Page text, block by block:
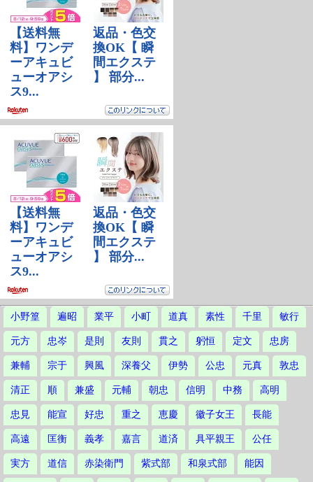
小野篁 遍昭 業平 小町 道真 素性 千里 敏行
元方 忠岑 是則 友則 貫之 躬恒 定文 忠房
兼輔 宗于 興風 深養父 伊勢 公忠 元真 敦忠
清正 順 兼盛 元輔 朝忠 信明 中務 高明
忠見 能宣 好忠 重之 恵慶 徽子女王 長能
高遠 匡衡 義孝 嘉言 道済 具平親王 公任
実方 道信 赤染衛門 紫式部 和泉式部 能因